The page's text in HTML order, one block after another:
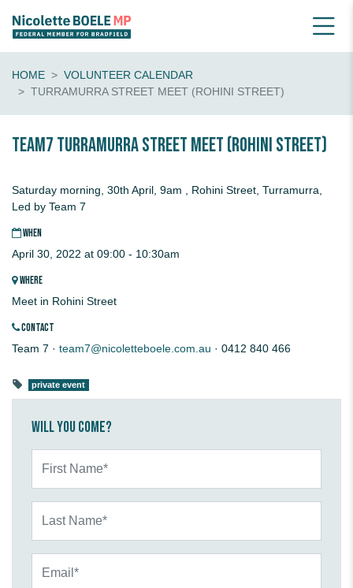
HOME
VOLUNTEER CALENDAR
TURRAMURRA STREET MEET (ROHINI STREET)
Team7 TURRAMURRA STREET MEET (Rohini Street)
Saturday morning, 30th April, 9am , Rohini Street, Turramurra,
Led by Team 7
WHEN
April 30, 2022 at 09:00 - 10:30am
WHERE
Meet in Rohini Street
CONTACT
Team 7 · team7@nicoletteboele.com.au · 0412 840 466
private event
Will you come?